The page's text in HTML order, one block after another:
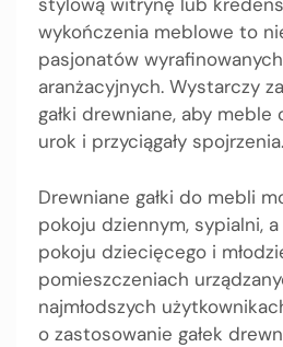
wykończenia meblowe to
pasjonatów
aranżacyjnych. Wystarczy
gałki drewniane, aby meble
urok i przyciągały spojrzenia.
Drewniane gałki do mebli
pokoju dziennym, sypialni,
pokoju dziecięcego i
pomieszczeniach
najmłodszych
o zastosowanie gałek